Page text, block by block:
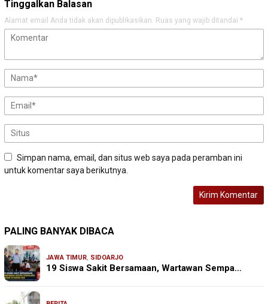
Tinggalkan Balasan
Alamat email Anda tidak akan dipublikasikan. Ruas yang wajib ditandai *
Simpan nama, email, dan situs web saya pada peramban ini
untuk komentar saya berikutnya.
PALING BANYAK DIBACA
JAWA TIMUR, SIDOARJO
19 Siswa Sakit Bersamaan, Wartawan Sempa…